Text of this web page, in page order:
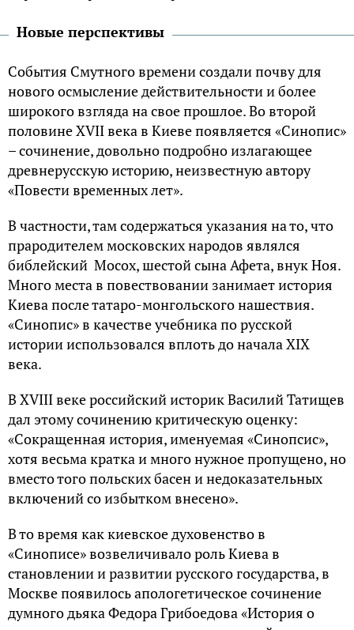
Новые перспективы
События Смутного времени создали почву для
нового осмысление действительности и более
широкого взгляда на свое прошлое. Во второй
половине XVII века в Киеве появляется «Синопис»
– сочинение, довольно подробно излагающее
древнерусскую историю, неизвестную автору
«Повести временных лет».
В частности, там содержаться указания на то, что
прародителем московских народов являлся
библейский Мосох, шестой сына Афета, внук Ноя.
Много места в повествовании занимает история
Киева после татаро-монгольского нашествия.
«Синопис» в качестве учебника по русской
истории использовался вплоть до начала XIX
века.
В XVIII веке российский историк Василий Татищев
дал этому сочинению критическую оценку:
«Сокращенная история, именуемая «Синопсис»,
хотя весьма кратка и много нужное пропущено, но
вместо того польских басен и недоказательных
включений со избытком внесено».
В то время как киевское духовенство в
«Синописе» возвеличивало роль Киева в
становлении и развитии русского государства, в
Москве появилось апологетическое сочинение
думного дьяка Федора Грибоедова «История о